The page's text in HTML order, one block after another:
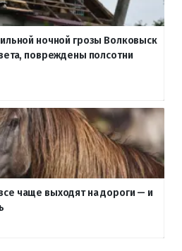
ночной грозы Волковыск
повреждены полсотни
чаще выходят на дороги — и